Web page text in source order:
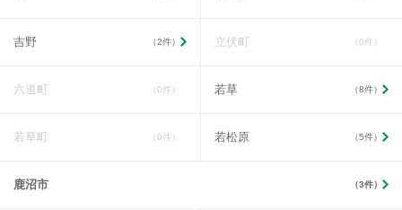
吉野 （2件） 立伏町 （0件）
六道町 （0件） 若草 （8件）
若草町 （0件） 若松原 （5件）
鹿沼市 （3件）